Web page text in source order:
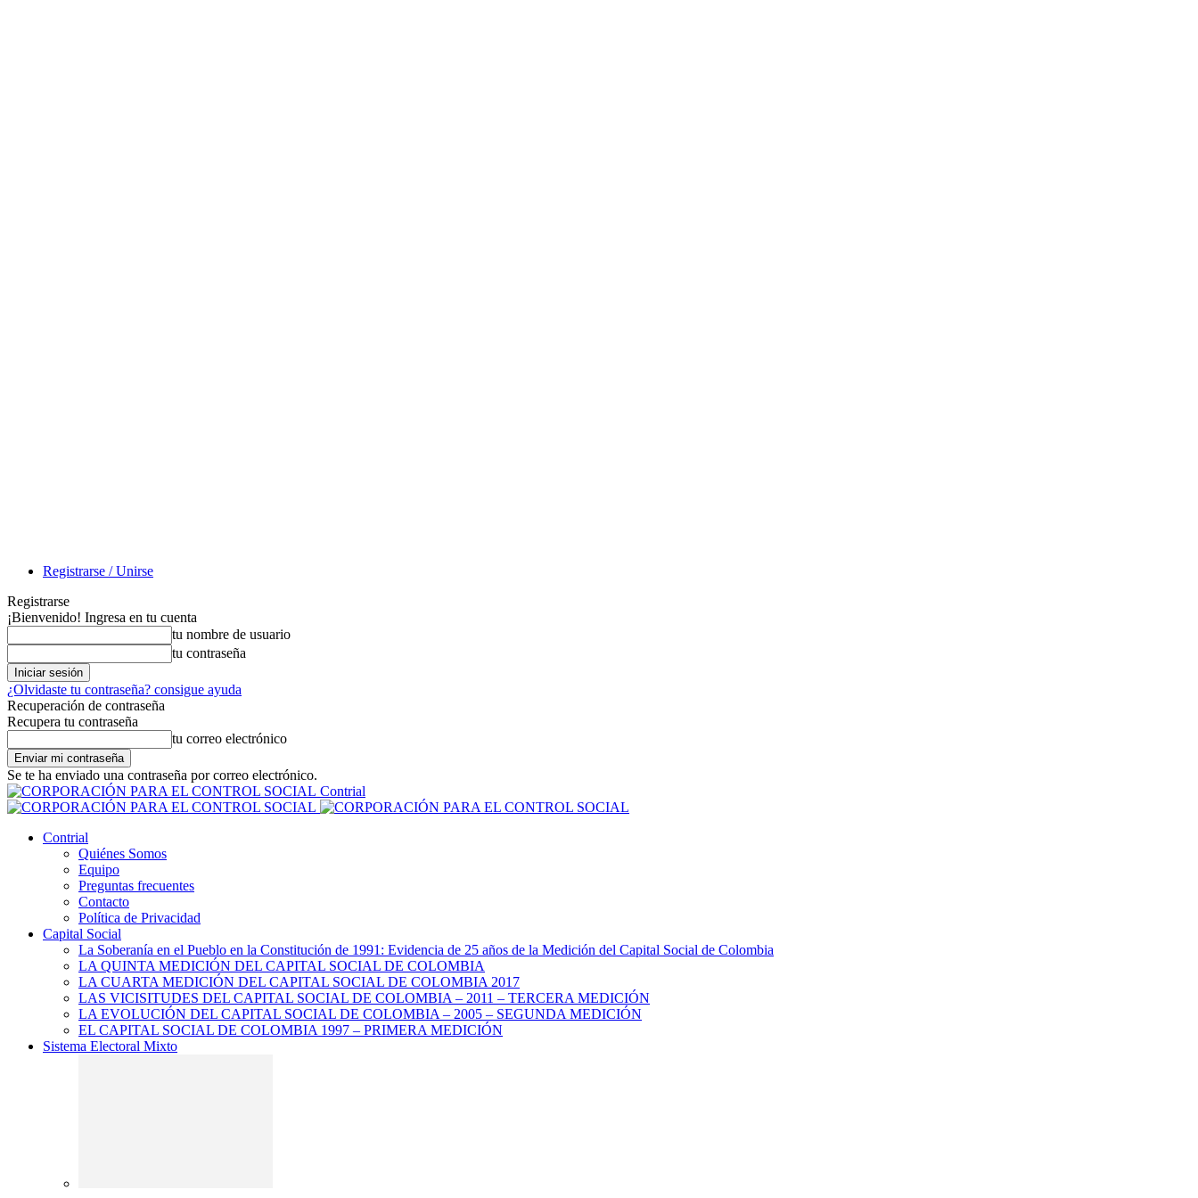
Registrarse / Unirse
Registrarse
¡Bienvenido! Ingresa en tu cuenta
tu nombre de usuario
tu contraseña
¿Olvidaste tu contraseña? consigue ayuda
Recuperación de contraseña
Recupera tu contraseña
tu correo electrónico
Se te ha enviado una contraseña por correo electrónico.
Contrial
Contrial
Quiénes Somos
Equipo
Preguntas frecuentes
Contacto
Política de Privacidad
Capital Social
La Soberanía en el Pueblo en la Constitución de 1991: Evidencia de 25 años de la Medición del Capital Social de Colombia
LA QUINTA MEDICIÓN DEL CAPITAL SOCIAL DE COLOMBIA
LA CUARTA MEDICIÓN DEL CAPITAL SOCIAL DE COLOMBIA 2017
LAS VICISITUDES DEL CAPITAL SOCIAL DE COLOMBIA – 2011 – TERCERA MEDICIÓN
LA EVOLUCIÓN DEL CAPITAL SOCIAL DE COLOMBIA – 2005 – SEGUNDA MEDICIÓN
EL CAPITAL SOCIAL DE COLOMBIA 1997 – PRIMERA MEDICIÓN
Sistema Electoral Mixto